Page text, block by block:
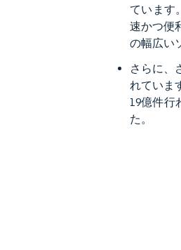
ています
速かつ便
の幅広い
さらに、
れていま
19億件行
た。